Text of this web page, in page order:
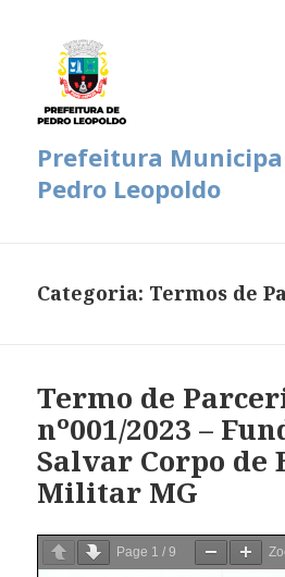
Prefeitura
Pedro Leopoldo
Categoria: Termos de
Termo de
nº001/2023 –
Salvar Corpo de
Militar MG
Page 1 /9